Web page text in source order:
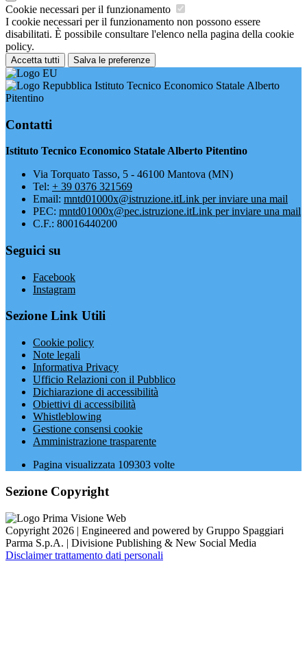
Cookie necessari per il funzionamento
I cookie necessari per il funzionamento non possono essere
disabilitati. È possibile consultare l'elenco nella pagina della cookie
policy.
Accetta tutti Salva le preferenze
Istituto Tecnico Economico Statale Alberto
Pitentino
Contatti
Istituto Tecnico Economico Statale Alberto Pitentino
Via Torquato Tasso, 5 - 46100 Mantova (MN)
Tel: + 39 0376 321569
Email: mntd01000x@istruzione.itLink per inviare una mail
PEC: mntd01000x@pec.istruzione.itLink per inviare una mail
C.F.: 80016440200
Seguici su
Facebook
Instagram
Sezione Link Utili
Cookie policy
Note legali
Informativa Privacy
Ufficio Relazioni con il Pubblico
Dichiarazione di accessibilità
Obiettivi di accessibilità
Whistleblowing
Gestione consensi cookie
Amministrazione trasparente
Pagina visualizzata 109303 volte
Sezione Copyright
Copyright 2026 | Engineered and powered by Gruppo Spaggiari
Parma S.p.A. | Divisione Publishing & New Social Media
Disclaimer trattamento dati personali